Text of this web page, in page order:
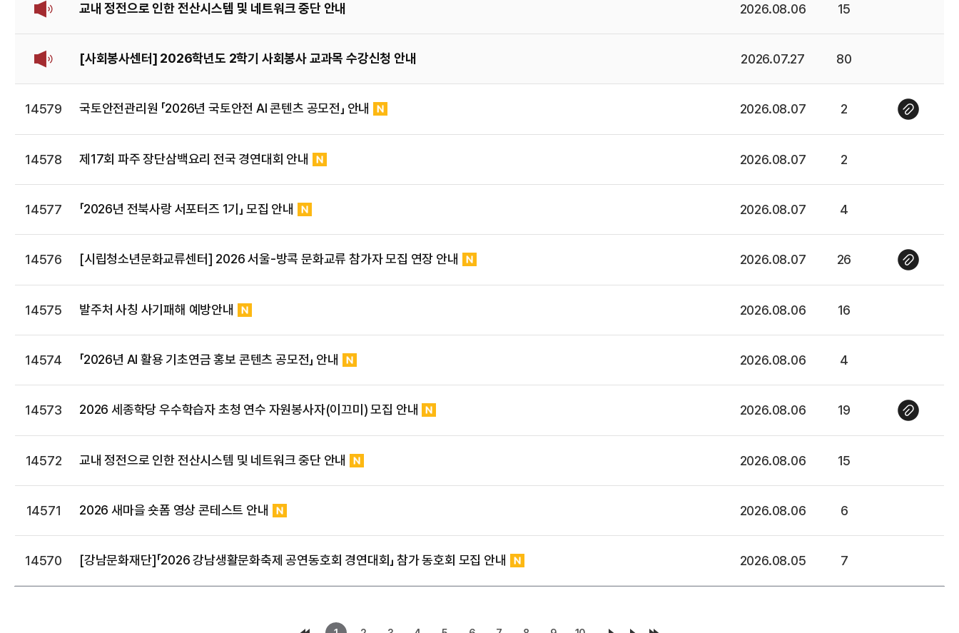
교내 정전으로 인한 전산시스템 및 네트워크 중단 안내 2026.08.06 15
[사회봉사센터] 2026학년도 2학기 사회봉사 교과목 수강신청 안내 2026.07.27 80
14579 국토안전관리원 「2026년 국토안전 AI 콘텐츠 공모전」 안내 2026.08.07 2
14578 제17회 파주 장단삼백요리 전국 경연대회 안내 2026.08.07 2
14577 「2026년 전북사랑 서포터즈 1기」 모집 안내 2026.08.07 4
14576 [시립청소년문화교류센터] 2026 서울-방콕 문화교류 참가자 모집 연장 안내 2026.08.07 26
14575 발주처 사칭 사기패해 예방안내 2026.08.06 16
14574 「2026년 AI 활용 기초연금 홍보 콘텐츠 공모전」 안내 2026.08.06 4
14573 2026 세종학당 우수학습자 초청 연수 자원봉사자(이끄미) 모집 안내 2026.08.06 19
14572 교내 정전으로 인한 전산시스템 및 네트워크 중단 안내 2026.08.06 15
14571 2026 새마을 숏폼 영상 콘테스트 안내 2026.08.06 6
14570 [강남문화재단]「2026 강남생활문화축제 공연동호회 경연대회」 참가 동호회 모집 안내 2026.08.05 7